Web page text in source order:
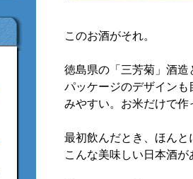
このお酒がそれ。
徳島県の「三芳菊」酒造
パッケージのデザイン
みやすい。お米だけで作
最初飲んだとき、ほんと
こんな美味しい日本酒が